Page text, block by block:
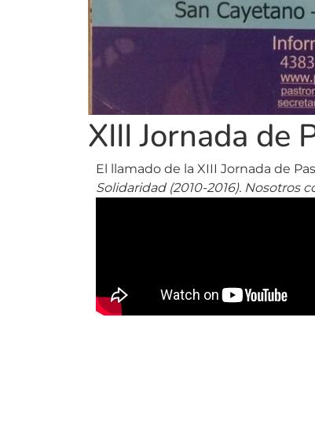
XIII Jornada de
El llamado de la XIII Jornada de
Solidaridad (2010-2016). Nosotros